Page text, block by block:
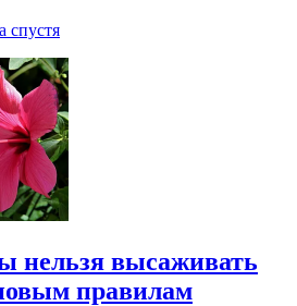
спустя
нельзя высаживать
правилам